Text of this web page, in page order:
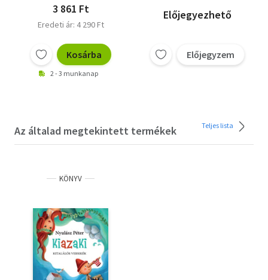
3 861 Ft
Eredeti ár: 4 290 Ft
Kosárba
2 - 3 munkanap
Előjegyezhető
Előjegyzem
Az általad megtekintett termékek Teljes lista
KÖNYV